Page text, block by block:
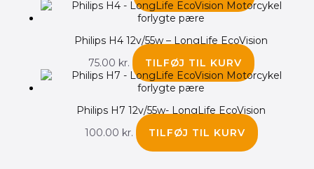
Philips H4 12v/55w – LongLife EcoVision
75.00 kr. TILFØJ TIL KURV
Philips H7 12v/55w- LongLife EcoVision
100.00 kr. TILFØJ TIL KURV